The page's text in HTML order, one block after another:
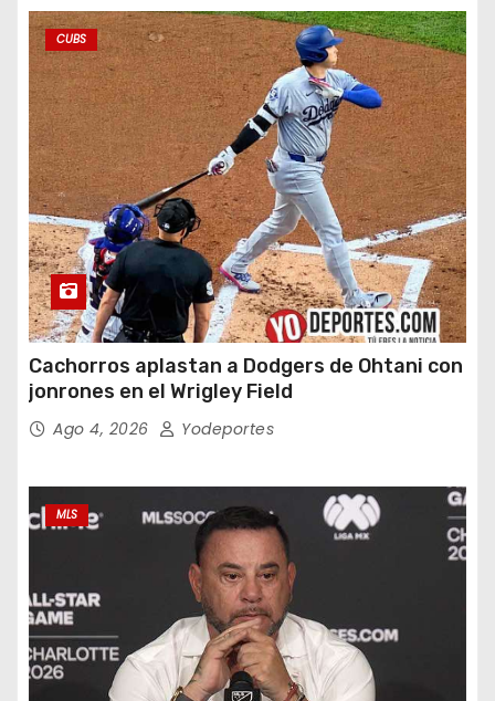
CUBS
Cachorros aplastan a Dodgers de Ohtani con
jonrones en el Wrigley Field
Ago 4, 2026 Yodeportes
MLS